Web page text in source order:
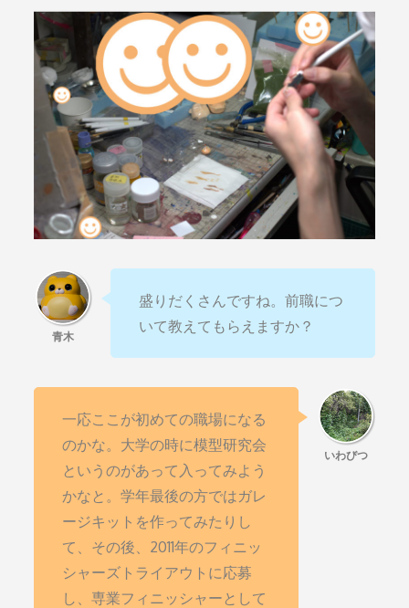
盛りだくさんですね。前職につ
いて教えてもらえますか？
一応ここが初めての職場になる
のかな。大学の時に模型研究会
というのがあって入ってみよう
かなと。学年最後の方ではガレ
ージキットを作ってみたりし
て、その後、2011年のフィニッ
シャーズトライアウトに応募
し、専業フィニッシャーとして